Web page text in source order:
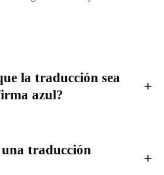
la traducción sea
azul?
traducción